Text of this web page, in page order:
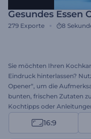
Gesundes Essen
279 Exporte 8
Sie möchten Ihren
Eindruck hinterlassen?
Opener“, um die
bunten, frischen Zutaten
Kochtipps oder
lebendige Opener für alle
hoch, geben Sie Ihren
16:9